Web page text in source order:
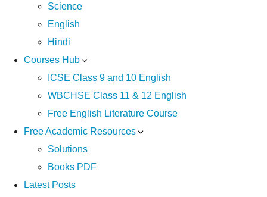
Science
English
Hindi
Courses Hub
ICSE Class 9 and 10 English
WBCHSE Class 11 & 12 English
Free English Literature Course
Free Academic Resources
Solutions
Books PDF
Latest Posts